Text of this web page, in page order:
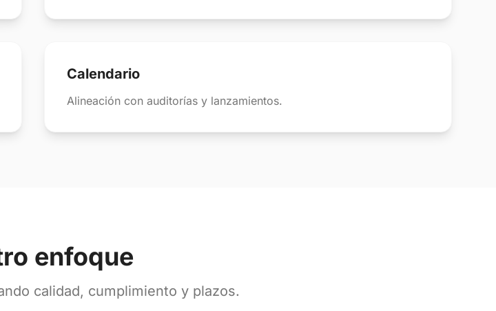
Calendario
Alineación con auditorías y lanzamientos.
enfoque
calidad, cumplimiento y plazos.